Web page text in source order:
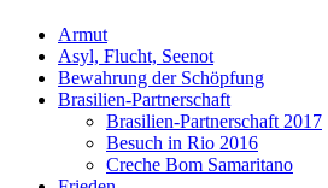
Armut
Asyl, Flucht, Seenot
Bewahrung der Schöpfung
Brasilien-Partnerschaft
Brasilien-Partnerschaft 2017
Besuch in Rio 2016
Creche Bom Samaritano